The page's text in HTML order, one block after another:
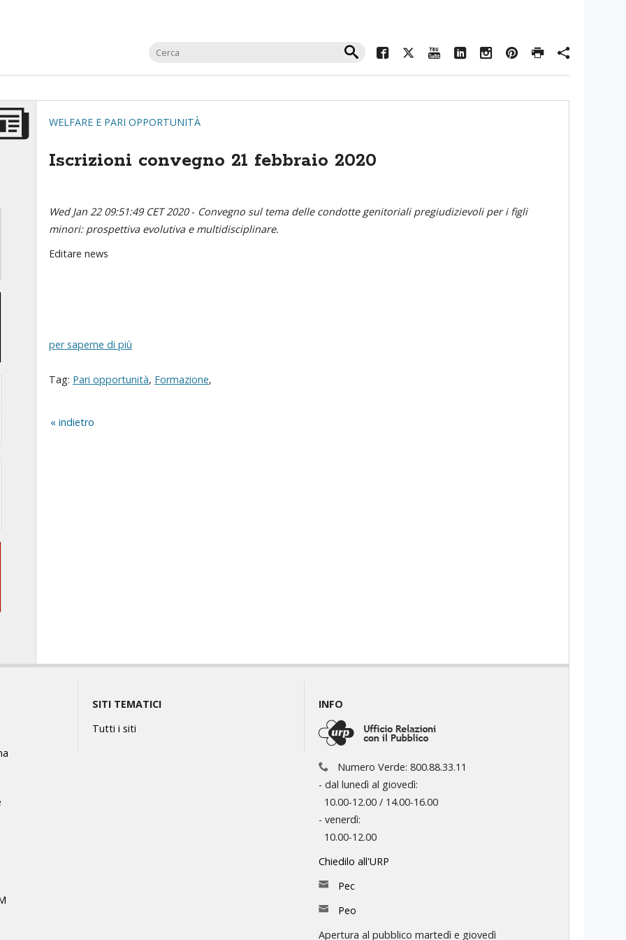
WELFARE E PARI OPPORTUNITÀ
Iscrizioni convegno 21 febbraio 2020
Wed Jan 22 09:51:49 CET 2020- Convegno sul tema delle condotte genitoriali pregiudizievoli per i figli
minori: prospettiva evolutiva e multidisciplinare.
Editare news
per saperne di più
Tag: Pari opportunità, Formazione,
indietro
SITI TEMATICI
Tutti i siti
INFO
Numero Verde: 800.88.33.11
- dal lunedì al giovedì:
10.00-12.00 / 14.00-16.00
- venerdì:
10.00-12.00
Chiedilo all'URP
Pec
Peo
Apertura al pubblico martedì e giovedì